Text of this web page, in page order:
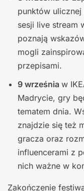
punktów
sesji live stream
poznają
mogli
przepisami.
9 września w
Madrycie, gry
tematem dnia.
znajdzie się też
gracza oraz
influencerami z
nich ważne w
Zakończenie